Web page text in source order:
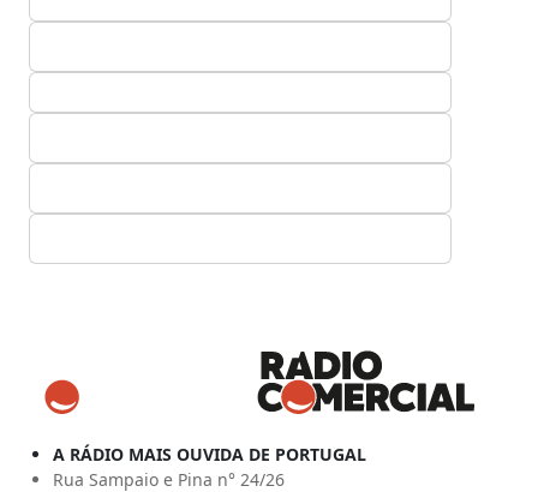
A RÁDIO MAIS OUVIDA DE PORTUGAL
Rua Sampaio e Pina n° 24/26